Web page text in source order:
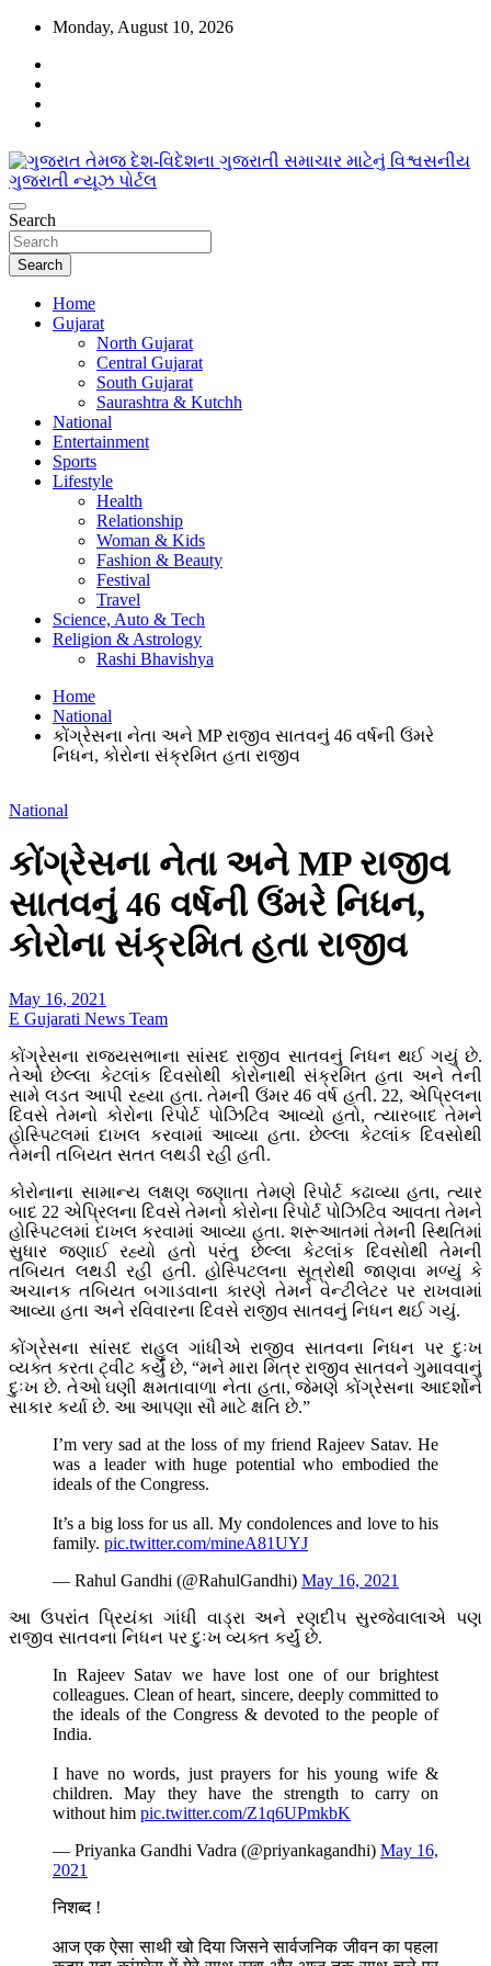
Skip
content
Monday, August 10, 2026
ગુજરાત તેમજ દેશ-વિદેશના ગુજરાતી સમાચાર
માટેનું વિશ્વસનીય ગુજરાતી ન્યૂઝ પોર્ટલ
www.egujaratinews.com
Search
Search
Home
Gujarat
North Gujarat
Central Gujarat
South Gujarat
Saurashtra & Kutchh
National
Entertainment
Sports
Lifestyle
Health
Relationship
Woman & Kids
Fashion & Beauty
Festival
Travel
Science, Auto & Tech
Religion & Astrology
Rashi Bhavishya
Home
National
કોંગ્રેસના નેતા અને MP રાજીવ સાતવનું 46 વર્ષની ઉંમરે
નિધન, કોરોના સંક્રમિત હતા રાજીવ
National
કોંગ્રેસના નેતા અને MP રાજીવ
સાતવનું 46 વર્ષની ઉંમરે નિધન,
કોરોના સંક્રમિત હતા રાજીવ
May 16, 2021
E Gujarati News Team
કોંગ્રેસના રાજ્યસભાના સાંસદ રાજીવ સાતવનું નિધન થઈ ગયું છે.
તેઓ છેલ્લા કેટલાંક દિવસોથી કોરોનાથી સંક્રમિત હતા અને તેની
સામે લડત આપી રહ્યા હતા. તેમની ઉંમર 46 વર્ષ હતી. 22, એપ્રિલના
દિવસે તેમનો કોરોના રિપોર્ટ પોઝિટિવ આવ્યો હતો, ત્યારબાદ તેમને
હોસ્પિટલમાં દાખલ કરવામાં આવ્યા હતા. છેલ્લા કેટલાંક દિવસોથી
તેમની તબિયત સતત લથડી રહી હતી.
કોરોનાના સામાન્ય લક્ષણ જણાતા તેમણે રિપોર્ટ કઢાવ્યા હતા, ત્યાર
બાદ 22 એપ્રિલના દિવસે તેમનો કોરોના રિપોર્ટ પોઝિટિવ આવતા તેમને
હોસ્પિટલમાં દાખલ કરવામાં આવ્યા હતા. શરૂઆતમાં તેમની સ્થિતિમાં
સુધાર જણાઈ રહ્યો હતો પરંતુ છેલ્લા કેટલાંક દિવસોથી તેમની
તબિયત લથડી રહી હતી. હોસ્પિટલના સૂત્રોથી જાણવા મળ્યું કે
અચાનક તબિયત બગાડવાના કારણે તેમને વેન્ટીલેટર પર રાખવામાં
આવ્યા હતા અને રવિવારના દિવસે રાજીવ સાતવનું નિધન થઈ ગયું.
કોંગ્રેસના સાંસદ રાહુલ ગાંધીએ રાજીવ સાતવના નિધન પર દુઃખ
વ્યક્ત કરતા ટ્વીટ કર્યું છે, “મને મારા મિત્ર રાજીવ સાતવને ગુમાવવાનું
દુઃખ છે. તેઓ ઘણી ક્ષમતાવાળા નેતા હતા, જેમણે કોંગ્રેસના આદર્શોને
સાકાર કર્યા છે. આ આપણા સૌ માટે ક્ષતિ છે.”
I’m very sad at the loss of my friend Rajeev Satav. He
was a leader with huge potential who embodied the
ideals of the Congress.
It’s a big loss for us all. My condolences and love to his
family. pic.twitter.com/mineA81UYJ
— Rahul Gandhi (@RahulGandhi) May 16, 2021
આ ઉપરાંત પ્રિયંકા ગાંધી વાડ્રા અને રણદીપ સુરજેવાલાએ પણ
રાજીવ સાતવના નિધન પર દુઃખ વ્યક્ત કર્યું છે.
In Rajeev Satav we have lost one of our brightest
colleagues. Clean of heart, sincere, deeply committed to
the ideals of the Congress & devoted to the people of
India.
I have no words, just prayers for his young wife &
children. May they have the strength to carry on
without him pic.twitter.com/Z1q6UPmkbK
— Priyanka Gandhi Vadra (@priyankagandhi) May 16,
2021
निशब्द !
आज एक ऐसा साथी खो दिया जिसने सार्वजनिक जीवन का पहला